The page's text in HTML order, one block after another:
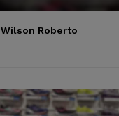
Wilson Roberto